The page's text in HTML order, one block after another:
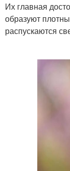
Их главная
образуют
распускаются